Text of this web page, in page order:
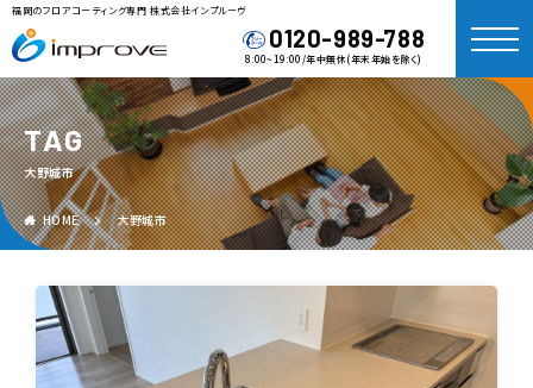
福岡のフロアコーティング専門 株式会社インプルーヴ
0120-989-788
8:00~19:00/年中無休(年末年始を除く)
TAG
大野城市
HOME 大野城市